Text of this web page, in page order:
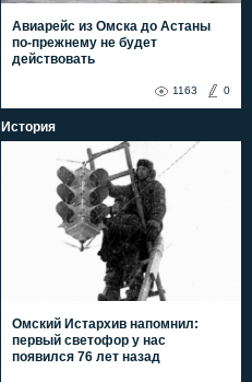
Авиарейс из Омска до Астаны
по-прежнему не будет
действовать
0
1163
История
Омский Истархив напомнил:
первый светофор у нас
появился 76 лет назад